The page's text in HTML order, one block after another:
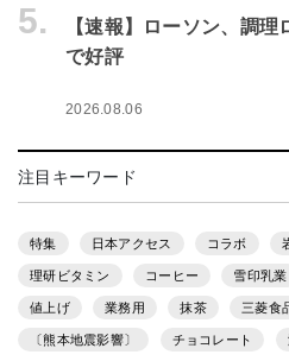
5.
【速報】ローソン、調
で好評
2026.08.06
注目キーワード
特集 日本アクセス コラボ
理研ビタミン コーヒー 雪印乳業
値上げ 業務用 抹茶 三菱食
〔熊本地震影響〕 チョコレート